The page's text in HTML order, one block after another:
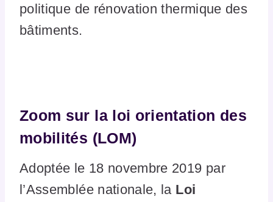
politique de rénovation thermique des
bâtiments.
Zoom sur la loi orientation des
mobilités (LOM)
Adoptée le 18 novembre 2019 par
l’Assemblée nationale, la Loi